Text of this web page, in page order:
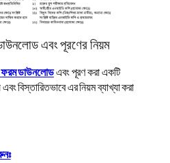
এবং পূরণের নিয়ম
ডাউনলোডএবং পূরণ করা একটি
বিস্তারিতভাবে এর নিয়ম ব্যাখ্যা করা